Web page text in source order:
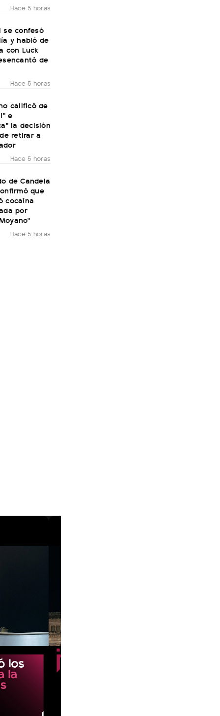
Hace 5 horas
se confesó
y habló de
con Luck
de
Hace 5 horas
calificó de
e
la decisión
retirar a
Hace 5 horas
de Candela
que
cocaína
por
Hace 5 horas